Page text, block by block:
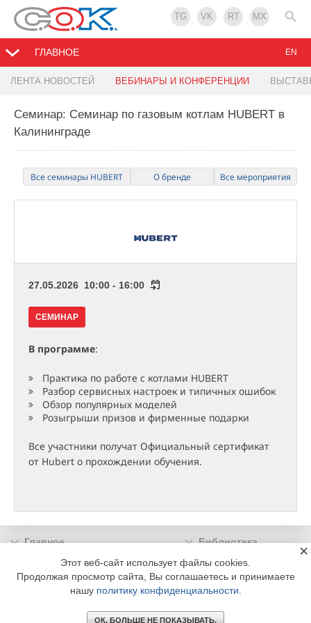
TG VK RT MX
ГЛАВНОЕ
ЛЕНТА НОВОСТЕЙ ВЕБИНАРЫ И КОНФЕРЕНЦИИ
EN
Семинар: Семинар по газовым котлам HUBERT в
Калининграде
Все семинары HUBERT О бренде Все мероприятия
27.05.2026 10:00 - 16:00
СЕМИНАР
В программе:
Практика по работе с котлами HUBERT
Разбор сервисных настроек и типичных ошибок
Обзор популярных моделей
Розыгрыши призов и фирменные подарки
Все участники получат Официальный сертификат
от Hubert о прохождении обучения.
Главное
Библиотека
Подписка
Реклама
Информация
© 2002 - 2026 OOO Издательский дом «МЕДИА ТЕХНОЛОДЖИ» +7 (495) 665-00-
Этот веб-сайт использует файлы cookies.
Продолжая просмотр сайта, Вы соглашаетесь и принимаете
нашу политику конфиденциальности
ОК. БОЛЬШЕ НЕ ПОКАЗЫВАТЬ.
×